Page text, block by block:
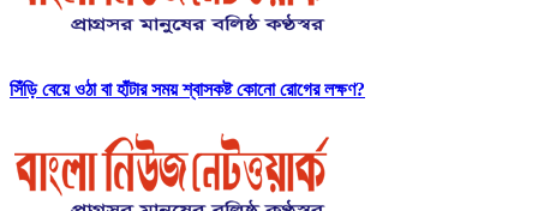
সিঁড়ি বেয়ে ওঠা বা হাঁটার সময় শ্বাসকষ্ট কোনো রোগের লক্ষণ?